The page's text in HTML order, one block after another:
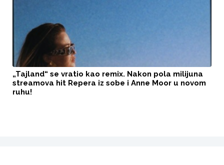
„Tajland“ se vratio kao remix. Nakon pola milijuna
streamova hit Repera iz sobe i Anne Moor u novom
ruhu!